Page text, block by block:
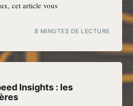
cet article vous
8 MINUTES DE LECTURE
Insights : les